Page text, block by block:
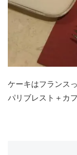
ケーキはフランス
パリブレスト＋カ